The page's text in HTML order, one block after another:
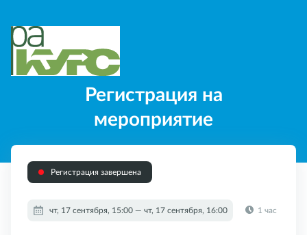
Регистрация на
мероприятие
Регистрация завершена
чт, 17 сентября, 15:00 — чт, 17 сентября, 16:00 1 час